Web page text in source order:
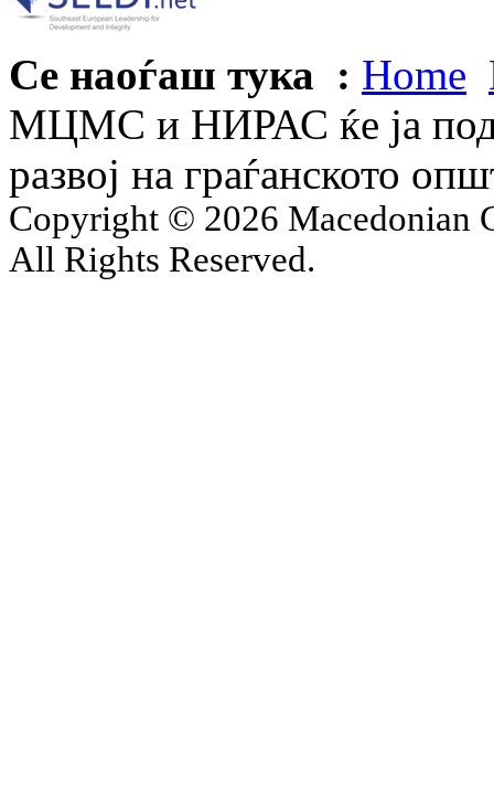
Се наоѓаш тука : Home
МЦМС и НИРАС ќе ја
развој на граѓанското
Copyright © 2026 Macedonian
All Rights Reserved.